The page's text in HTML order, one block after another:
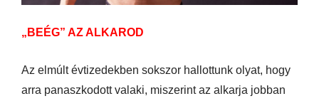
„BEÉG” AZ ALKAROD
Az elmúlt évtizedekben sokszor hallottunk olyat, hogy
arra panaszkodott valaki, miszerint az alkarja jobban